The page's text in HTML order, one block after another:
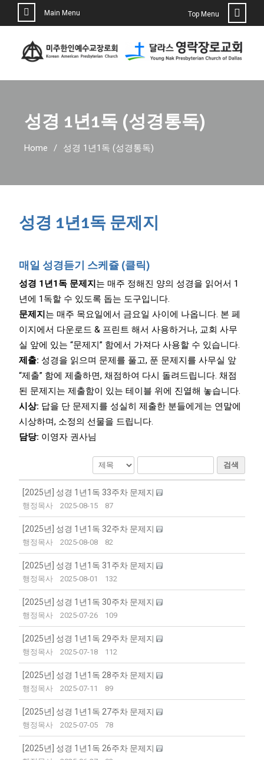
Main Menu Top Menu
성경 1년1독 (성경통독)
Home 성경 1년1독 (성경통독)
성경 1년1독 문제지
매일 성경듣기 스케쥴 (클릭)
성경 1년1독 문제지는 매주 정해진 양의 성경을 읽어서 1
년에 1독할 수 있도록 돕는 도구입니다.
문제지는 매주 목요일에서 금요일 사이에 나옵니다. 본 페
이지에서 다운로드 & 프린트 해서 사용하거나, 교회 사무
실 앞에 있는 “문제지” 함에서 가져다 사용할 수 있습니다.
제출: 성경을 읽으며 문제를 풀고, 푼 문제지를 사무실 앞
“제출” 함에 제출하면, 채점하여 다시 돌려드립니다. 채점
된 문제지는 제출함이 있는 테이블 위에 진열해 놓습니다.
시상: 답을 단 문제지를 성실히 제출한 분들에게는 연말에
시상하며, 소정의 선물을 드립니다.
담당: 이영자 권사님
검색
[2025년] 성경 1년1독 33주차 문제지
행정목사 2025-08-15 87
[2025년] 성경 1년1독 32주차 문제지
행정목사 2025-08-08 82
[2025년] 성경 1년1독 31주차 문제지
행정목사 2025-08-01 132
[2025년] 성경 1년1독 30주차 문제지
행정목사 2025-07-26 109
[2025년] 성경 1년1독 29주차 문제지
행정목사 2025-07-18 112
[2025년] 성경 1년1독 28주차 문제지
행정목사 2025-07-11 89
[2025년] 성경 1년1독 27주차 문제지
행정목사 2025-07-05 78
[2025년] 성경 1년1독 26주차 문제지